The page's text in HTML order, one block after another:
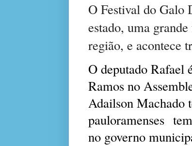
O Festival do
estado, uma
região, e acontece
O deputado Rafael
Ramos no
Adailson Machado
pauloramenses
no governo